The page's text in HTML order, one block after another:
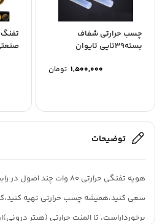
چسب حرارتی شفاف
بسته39تایی تایوان
1,500,000 تومان
توضیحات
هویه تفنگی حرارتی 80 وات چند
سعی کنید،همیشه چسب حرارتی تهیه
برخورداراست، تا المنت حرارتی (هیتر